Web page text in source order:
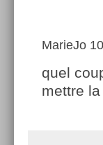
MarieJo
quel
mettre